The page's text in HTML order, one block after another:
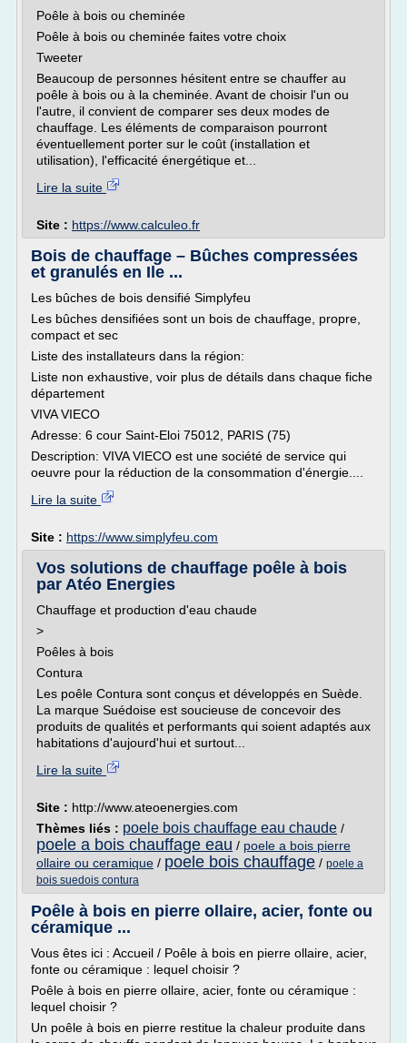
Poêle à bois ou cheminée
Poêle à bois ou cheminée faites votre choix
Tweeter
Beaucoup de personnes hésitent entre se chauffer au
poêle à bois ou à la cheminée. Avant de choisir l'un ou
l'autre, il convient de comparer ses deux modes de
chauffage. Les éléments de comparaison pourront
éventuellement porter sur le coût (installation et
utilisation), l'efficacité énergétique et...
Lire la suite
Site : https://www.calculeo.fr
Bois de chauffage – Bûches compressées
et granulés en Ile ...
Les bûches de bois densifié Simplyfeu
Les bûches densifiées sont un bois de chauffage, propre,
compact et sec
Liste des installateurs dans la région:
Liste non exhaustive, voir plus de détails dans chaque fiche
département
VIVA VIECO
Adresse: 6 cour Saint-Eloi 75012, PARIS (75)
Description: VIVA VIECO est une société de service qui
oeuvre pour la réduction de la consommation d'énergie....
Lire la suite
Site : https://www.simplyfeu.com
Vos solutions de chauffage poêle à bois
par Atéo Energies
Chauffage et production d'eau chaude
>
Poêles à bois
Contura
Les poêle Contura sont conçus et développés en Suède.
La marque Suédoise est soucieuse de concevoir des
produits de qualités et performants qui soient adaptés aux
habitations d'aujourd'hui et surtout...
Lire la suite
Site : http://www.ateoenergies.com
Thèmes liés : poele bois chauffage eau chaude /
poele a bois chauffage eau / poele a bois pierre
ollaire ou ceramique / poele bois chauffage / poele a
bois suedois contura
Poêle à bois en pierre ollaire, acier, fonte ou
céramique ...
Vous êtes ici : Accueil / Poêle à bois en pierre ollaire, acier,
fonte ou céramique : lequel choisir ?
Poêle à bois en pierre ollaire, acier, fonte ou céramique :
lequel choisir ?
Un poêle à bois en pierre restitue la chaleur produite dans